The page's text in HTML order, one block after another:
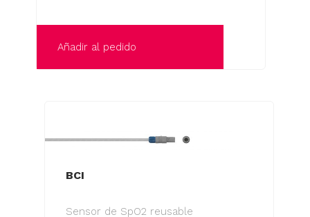
Añadir al pedido
BCI
Sensor de SpO2 reusable